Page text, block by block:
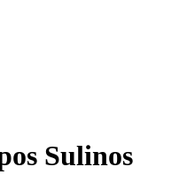
Sulinos